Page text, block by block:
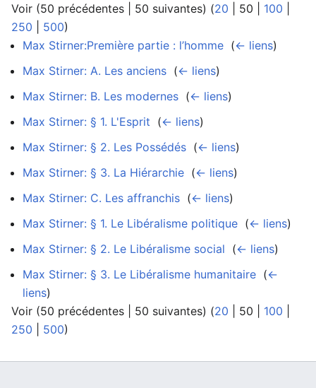
Voir (50 précédentes 50 suivantes) (20 50 100
250
500)
Max Stirner:Première partie : l’homme (← liens)
Max Stirner: A. Les anciens (← liens)
Max Stirner: B. Les modernes (← liens)
Max Stirner: § 1. L'Esprit (← liens)
Max Stirner: § 2. Les Possédés (← liens)
Max Stirner: § 3. La Hiérarchie (← liens)
Max Stirner: C. Les affranchis (← liens)
Max Stirner: § 1. Le Libéralisme politique (← liens)
Max Stirner: § 2. Le Libéralisme social (← liens)
Max Stirner: § 3. Le Libéralisme humanitaire (←
liens)
Voir (50 précédentes 50 suivantes) (20 50 100
250
500)